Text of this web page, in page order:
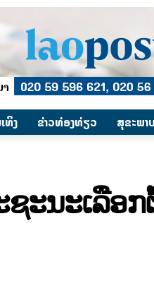
ທິງ ​ຂ່າວທ່ອງທ່ຽວ ສຸຂະພາ
ະນະເລືອກ